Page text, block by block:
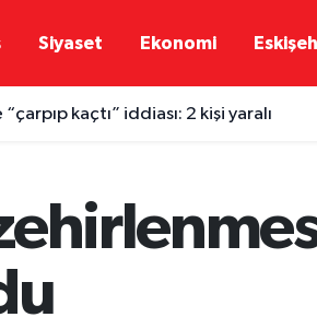
Siyaset Ekonomi
kaçtı” iddiası: 2 kişi yaralı